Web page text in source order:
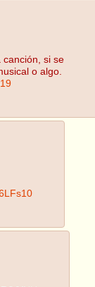
si se
o algo.